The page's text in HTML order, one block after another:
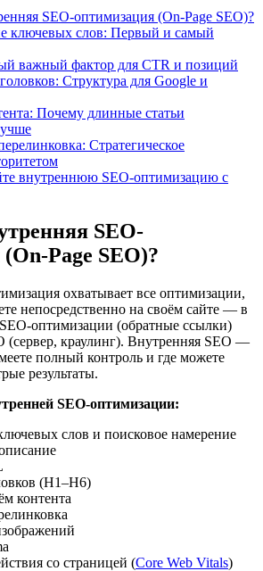
SEO-оптимизация (On-Page SEO)?
ключевых слов: Первый и самый
важный фактор для CTR и позиций
Структура для Google и
Почему длинные статьи
Стратегическое
внутреннюю SEO-оптимизацию с
SEO-
Page SEO)?
охватывает все оптимизации,
непосредственно на своём сайте — в
оптимизации (обратные ссылки)
(сервер, краулинг). Внутренняя SEO —
полный контроль и где можете
результаты.
SEO-оптимизации:
слов и поисковое намерение
(H1–H6)
контента
со страницей (Core Web Vitals)